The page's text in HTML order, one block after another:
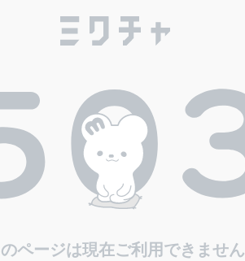
ページは現在ご利用できません